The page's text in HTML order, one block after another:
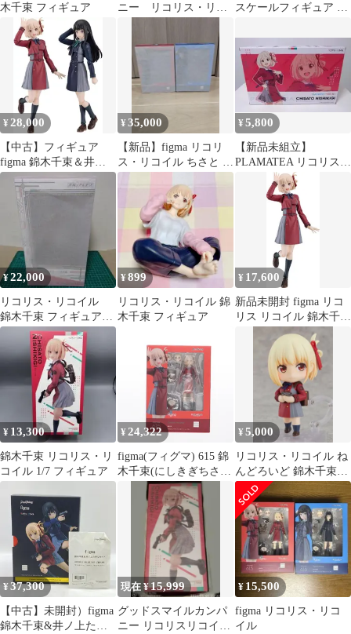
木千束 フィギュア
ニー リコリス・リコ
スケールフィギュア 錦
¥ 28,000
【中古】フィギュア
figma 錦木千束＆井ノ
上たきなセット 「リコ
リス・リコイル」
GOODSMILE ONLINE
¥35,000
【新品】figma リコリ
ス・リコイル ちさと た
きな ウエポンセット
¥5,800
【新品未組立】
PLAMATEA リコリス・
リコイル 錦木千束 プラ
モデル
¥22,000
リコリス・リコイル
錦木千束 フィギュア
ANIPLEX
¥899
リコリス・リコイル 錦
木千束 フィギュア
¥ 17,600
新品未開封 figma リコ
リス リコイル 錦木千束
ノンスケール プラスチ
ック製 塗装済み可動フ
ィギュア
¥ 13,300
錦木千束 リコリス・リ
コイル 1/7 フィギュア
¥ 24,322
figma(フィグマ) 615 錦
木千束(にしきぎちさ
と) リコリス・リコイ
ル 完成品 可動フィギュ
ア Amazon&あみあみ&
アニメイト限定 マック
スファクトリー
¥5,000
リコリス・リコイル ね
んどろいど 錦木千束
1955 フィギュア
¥37,300
【中古】未開封）figma
錦木千束&井ノ上たき
現在 ¥15,999
グッドスマイルカンパ
ニー リコリスリコイル
¥ 15,500
figma リコリス・リコ
イル